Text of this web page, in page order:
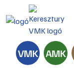
VMK AMK